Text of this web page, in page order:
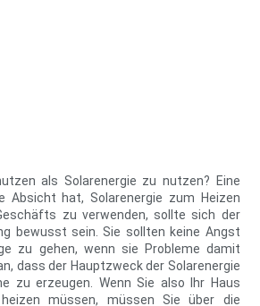
als Solarenergie zu nutzen? Eine
Absicht hat, Solarenergie zum Heizen
zu verwenden, sollte sich der
bewusst sein. Sie sollten keine Angst
zu gehen, wenn sie Probleme damit
dass der Hauptzweck der Solarenergie
zu erzeugen. Wenn Sie also Ihr Haus
müssen, müssen Sie über die